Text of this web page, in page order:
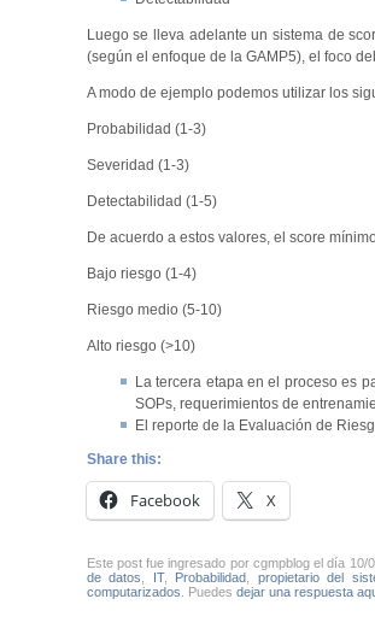
Luego se lleva adelante un sistema de
(según el enfoque de la GAMP5), el foco
A modo de ejemplo podemos utilizar los
Probabilidad (1-3)
Severidad (1-3)
Detectabilidad (1-5)
De acuerdo a estos valores, el score
Bajo riesgo (1-4)
Riesgo medio (5-10)
Alto riesgo (>10)
La tercera etapa en el proceso es
SOPs, requerimientos de
El reporte de la Evaluación de
Share this:
Facebook X
Este post fue ingresado por cgmpblog el día
de datos
IT, Probabilidad propietario del
computarizados . Puedes dejar una respuesta